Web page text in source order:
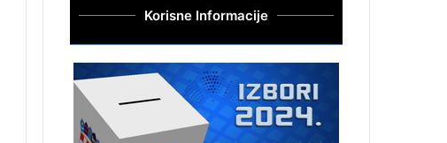
Korisne Informacije